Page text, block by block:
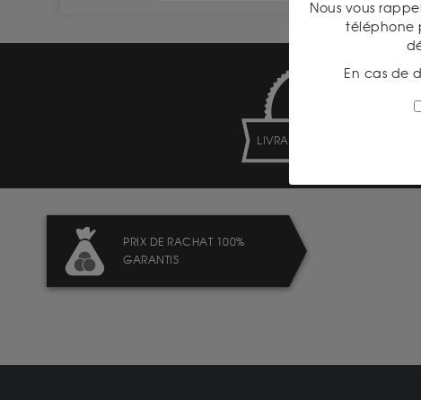
LIVRAISON ASSURÉE
PRIX DE RACHAT 100%
GARANTIS
Nous vous
téléphone
En cas de